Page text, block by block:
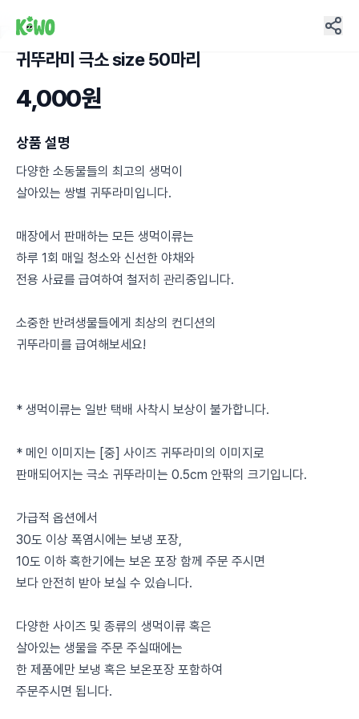
귀뚜라미 극소 size 50마리
4,000원
상품 설명
다양한 소동물들의 최고의 생먹이
살아있는 쌍별 귀뚜라미입니다.
매장에서 판매하는 모든 생먹이류는
하루 1회 매일 청소와 신선한 야채와
전용 사료를 급여하여 철저히 관리중입니다.
소중한 반려생물들에게 최상의 컨디션의
귀뚜라미를 급여해보세요!
* 생먹이류는 일반 택배 사착시 보상이 불가합니다.
* 메인 이미지는 [중] 사이즈 귀뚜라미의 이미지로
판매되어지는 극소 귀뚜라미는 0.5cm 안팎의 크기입니다.
가급적 옵션에서
30도 이상 폭염시에는 보냉 포장,
10도 이하 혹한기에는 보온 포장 함께 주문 주시면
보다 안전히 받아 보실 수 있습니다.
다양한 사이즈 및 종류의 생먹이류 혹은
살아있는 생물을 주문 주실때에는
한 제품에만 보냉 혹은 보온포장 포함하여
주문주시면 됩니다.